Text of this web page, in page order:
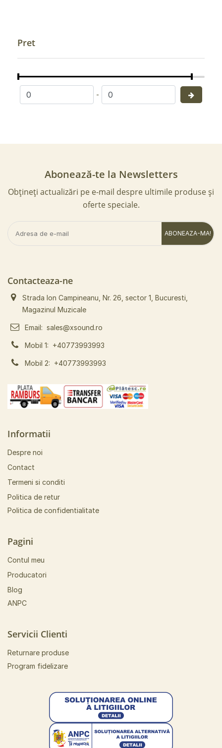
Pret
-
Abonează-te la Newsletters
Obțineți actualizări pe e-mail despre ultimile produse și
oferte speciale.
ABONEAZA-MA!
Contacteaza-ne
Strada Ion Campineanu, Nr. 26, sector 1, Bucuresti,
Magazinul Muzicale
Email: sales@xsound.ro
Mobil 1: +40773993993
Mobil 2: +40773993993
Informatii
Despre noi
Contact
Termeni si conditi
Politica de retur
Politica de confidentialitate
Pagini
Contul meu
Producatori
Blog
ANPC
Servicii Clienti
Returnare produse
Program fidelizare